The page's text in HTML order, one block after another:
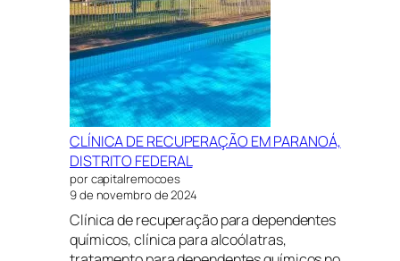
CLÍNICA DE RECUPERAÇÃO EM PARANOÁ,
DISTRITO FEDERAL
por capitalremocoes
9 de novembro de 2024
Clínica de recuperação para dependentes
químicos, clínica para alcoólatras,